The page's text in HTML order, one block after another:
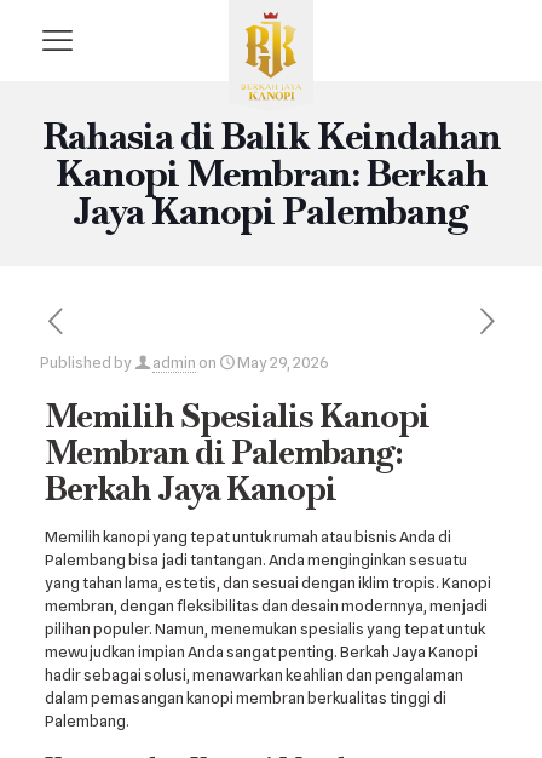
Rahasia di Balik Keindahan
Kanopi Membran: Berkah
Jaya Kanopi Palembang
Published by admin on May 29, 2026
Memilih Spesialis Kanopi
Membran di Palembang:
Berkah Jaya Kanopi
Memilih kanopi yang tepat untuk rumah atau bisnis Anda di
Palembang bisa jadi tantangan. Anda menginginkan sesuatu
yang tahan lama, estetis, dan sesuai dengan iklim tropis. Kanopi
membran, dengan fleksibilitas dan desain modernnya, menjadi
pilihan populer. Namun, menemukan spesialis yang tepat untuk
mewujudkan impian Anda sangat penting. Berkah Jaya Kanopi
hadir sebagai solusi, menawarkan keahlian dan pengalaman
dalam pemasangan kanopi membran berkualitas tinggi di
Palembang.